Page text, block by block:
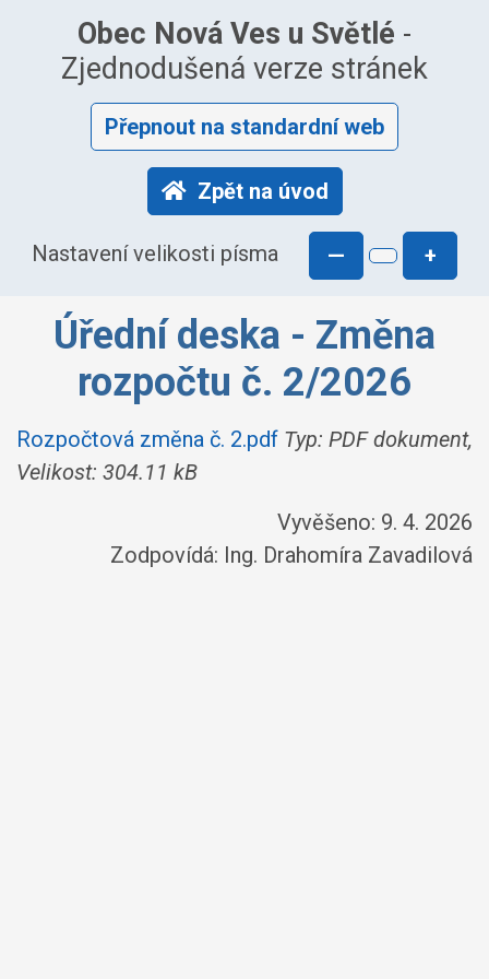
Obec Nová Ves u Světlé -
Zjednodušená verze stránek
Přepnout na standardní web
Zpět na úvod
Nastavení velikosti písma — +
Úřední deska - Změna
rozpočtu č. 2/2026
Rozpočtová změna č. 2.pdf Typ: PDF dokument,
Velikost: 304.11 kB
Vyvěšeno: 9. 4. 2026
Zodpovídá: Ing. Drahomíra Zavadilová